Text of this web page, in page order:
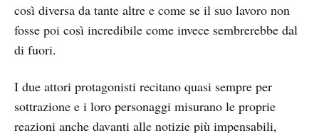
così diversa da tante altre e come se il suo lavoro non
fosse poi così incredibile come invece sembrerebbe dal
di fuori.
I due attori protagonisti recitano quasi sempre per
sottrazione e i loro personaggi misurano le proprie
reazioni anche davanti alle notizie più impensabili,